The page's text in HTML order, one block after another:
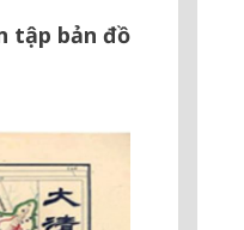
tập bản đồ